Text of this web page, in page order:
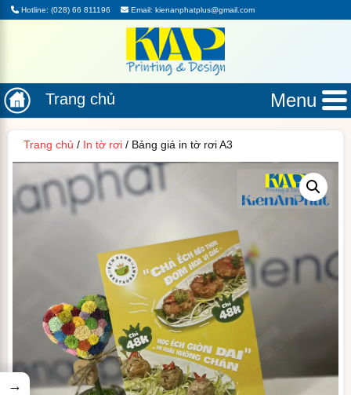
Hotline: (028) 66 811196 Email: kienanphatplus@gmail.com
Trang chủ Menu
Trang chủ / In tờ rơi/ Bảng giá in tờ rơi A3
→